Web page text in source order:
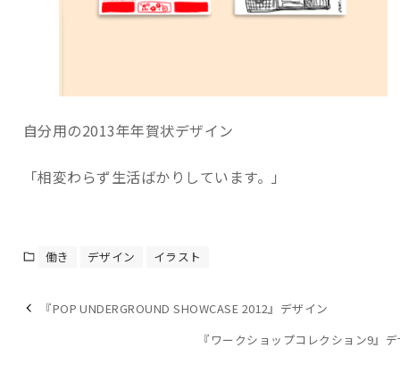
自分用の2013年年賀状デザイン
「相変わらず生活ばかりしています。」
働き デザイン イラスト
『POP UNDERGROUND SHOWCASE 2012』デザイン
『ワークショップコレクション9』